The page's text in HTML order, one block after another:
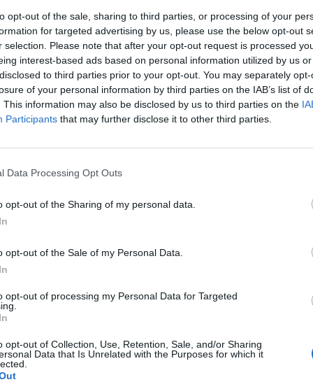
opt-out of the sale, sharing to third parties, or processing of your
for targeted advertising by us, please use the below opt-out
selection. Please note that after your opt-out request is processed
interest-based ads based on personal information utilized by us
to third parties prior to your opt-out. You may separately
of your personal information by third parties on the IAB’s list of
This information may also be disclosed by us to third parties on the
Participants that may further disclose it to other third parties.
Data Processing Opt Outs
opt-out of the Sharing of my personal data.
opt-out of the Sale of my Personal Data.
opt-out of processing my Personal Data for Targeted
opt-out of Collection, Use, Retention, Sale, and/or Sharing
Data that Is Unrelated with the Purposes for which it
säilyke
suolaton
75 kcal g 0,2g 9,5g 5,3
245kcal 1,6g 0,1g 27,2g 2,8
säilyke
102kcal 0,6g 0,1
suolaton
127kcal 0,9g
304kcal 1,3g 0,0g 45,8 g